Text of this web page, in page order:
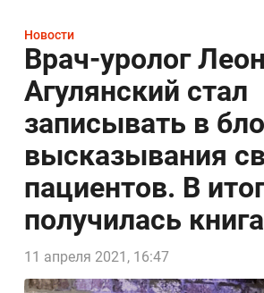
Новости
Врач-уролог Леон
Агулянский стал
записывать в
высказывания
пациентов. В
получилась
11 апреля 2021, 16:47